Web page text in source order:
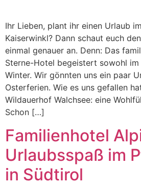
Ihr Lieben, plant ihr einen Urlaub
Kaiserwinkl? Dann schaut euch
einmal genauer an. Denn: Das
Sterne-Hotel begeistert sowohl im
Winter. Wir gönnten uns ein paar
Osterferien. Wie es uns gefallen
Wildauerhof Walchsee: eine
Schon […]
Familienhotel
Urlaubsspaß im
in Südtirol